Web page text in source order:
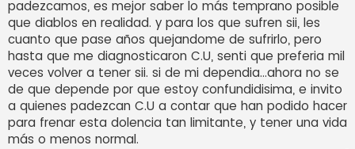
padezcamos, es mejor saber lo más temprano posible
que diablos en realidad. y para los que sufren sii, les
cuanto que pase años quejandome de sufrirlo, pero
hasta que me diagnosticaron C.U, senti que preferia mil
veces volver a tener sii. si de mi dependia...ahora no se
de que depende por que estoy confundidisima, e invito
a quienes padezcan C.U a contar que han podido hacer
para frenar esta dolencia tan limitante, y tener una vida
más o menos normal.